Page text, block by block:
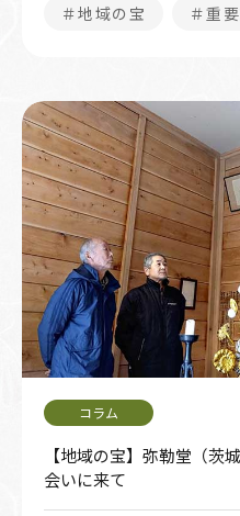
＃地域の宝 ＃重
【地域の宝】弥勒堂（
会いに来て